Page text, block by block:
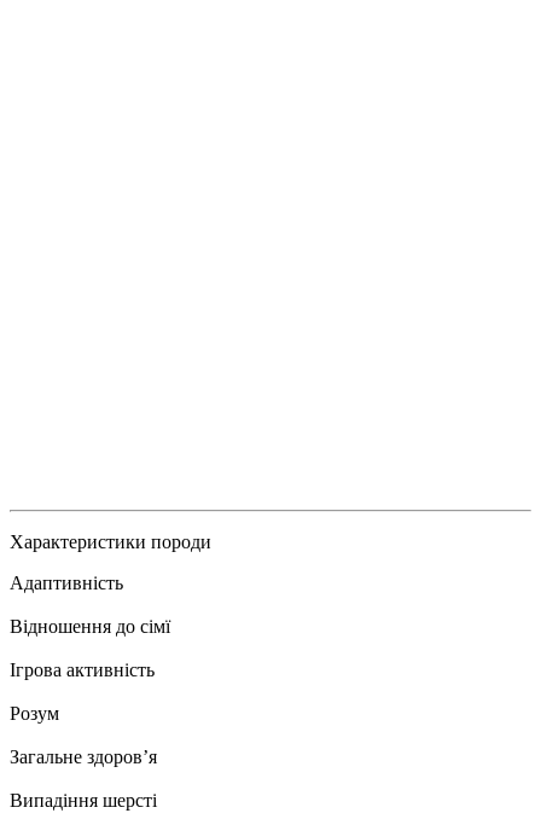
Характеристики породи
Адаптивність
Відношення до сімї
Ігрова активність
Розум
Загальне здоровʼя
Випадіння шерсті